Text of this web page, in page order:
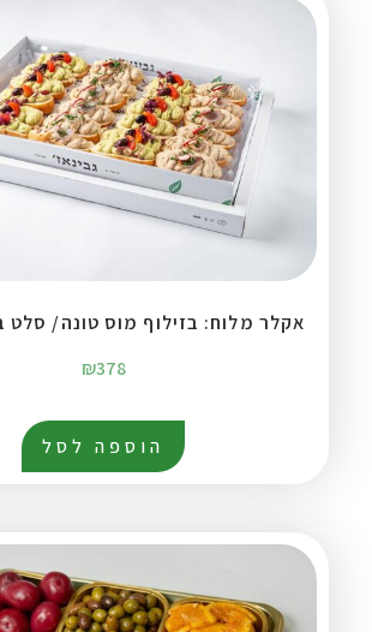
אקלר מלוח: בזילוף מוס טונה/ סלט ביצים
₪378
הוספה לסל